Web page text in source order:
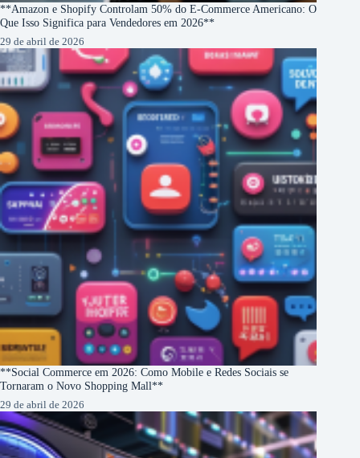
**Amazon e Shopify Controlam 50% do E-Commerce Americano: O
Que Isso Significa para Vendedores em 2026**
29 de abril de 2026
**Social Commerce em 2026: Como Mobile e Redes Sociais se
Tornaram o Novo Shopping Mall**
29 de abril de 2026